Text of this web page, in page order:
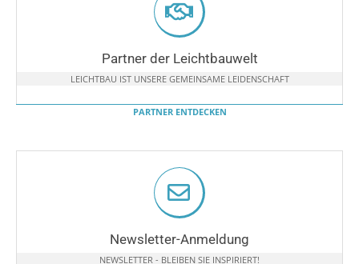
Partner der Leichtbauwelt
LEICHTBAU IST UNSERE GEMEINSAME LEIDENSCHAFT
PARTNER ENTDECKEN
Newsletter-Anmeldung
NEWSLETTER - BLEIBEN SIE INSPIRIERT!